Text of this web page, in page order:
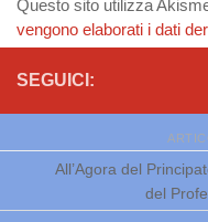
Questo sito utilizza
vengono elaborati i dati
SEGUICI:
All’Agora del
del